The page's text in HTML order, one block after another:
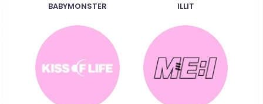
BABYMONSTER ILLIT